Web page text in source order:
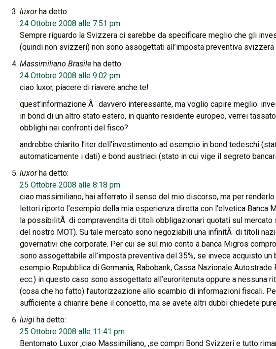
luxor ha detto:
24 Ottobre 2008 alle 7:51 pm
Sempre riguardo la Svizzera ci sarebbe da specificare meglio che gli
(quindi non svizzeri) non sono assogettati all’imposta preventiva svizzera
Massimiliano Brasile ha detto:
24 Ottobre 2008 alle 9:02 pm
ciao luxor, piacere di riavere anche te!
quest’informazione Ã¨ davvero interessante, ma voglio capire meglio:
in bond di un altro stato estero, in quanto residente europeo, verrei
obblighi nei confronti del fisco?
andrebbe chiarito l’iter dell’investimento ad esempio in bond tedeschi
automaticamente i dati) e bond austriaci (stato in cui vige il segreto
luxor ha detto:
25 Ottobre 2008 alle 8:18 pm
ciao massimiliano, hai afferrato il senso del mio discorso, ma per renderlo
lettori riporto l’esempio della mia esperienza diretta con l’elvetica Banca
la possibilitÃ di compravendita di titoli obbligazionari quotati sul mercato
del nostro MOT). Su tale mercato sono negoziabili una infinitÃ di titoli
governativi che corporate. Per cui se sul mio conto a banca Migros
sono assogettabile all’imposta preventiva del 35%, se invece acquisto un
esempio Repubblica di Germania, Rabobank, Cassa Nazionale
ecc.) in questo caso sono assogettato all’euroritenuta oppure a nessuna
(cosa che ho fatto) l’autorizzazione allo scambio di informazioni fiscali.
sufficiente a chiarire bene il concetto, ma se avete altri dubbi chiedete
luigi ha detto:
25 Ottobre 2008 alle 11:41 pm
Bentornato Luxor ,ciao Massimiliano, ,se compri Bond Svizzeri e tutto